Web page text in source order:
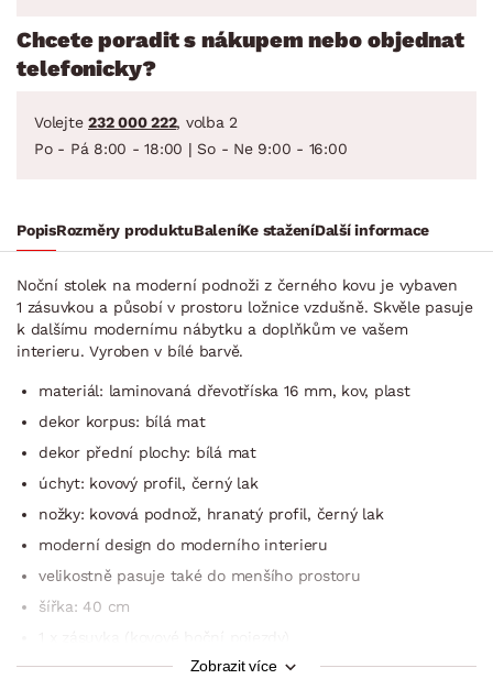
Chcete poradit s nákupem nebo objednat
telefonicky?
Volejte 232 000 222, volba 2
Po - Pá 8:00 - 18:00 | So - Ne 9:00 - 16:00
PopisRozměry produktuBaleníKe staženíDalší informace
Noční stolek na moderní podnoži z černého kovu je vybaven
1 zásuvkou a působí v prostoru ložnice vzdušně. Skvěle pasuje
k dalšímu modernímu nábytku a doplňkům ve vašem
interieru. Vyroben v bílé barvě.
materiál: laminovaná dřevotříska 16 mm, kov, plast
dekor korpus: bílá mat
dekor přední plochy: bílá mat
úchyt: kovový profil, černý lak
nožky: kovová podnož, hranatý profil, černý lak
moderní design do moderního interieru
velikostně pasuje také do menšího prostoru
šířka: 40 cm
stabilní
Zobrazit více